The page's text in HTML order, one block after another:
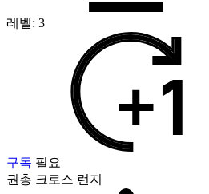
레벨: 3
구독 필요
권총 크로스 런지